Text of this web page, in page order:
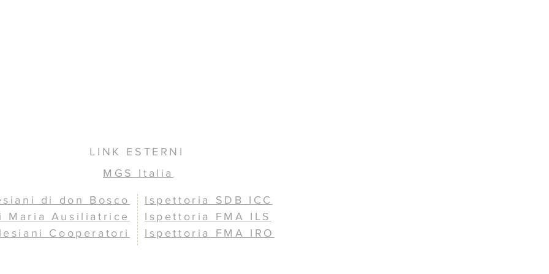
LINK ESTERNI
MGS Italia
di don Bosco
Maria Ausiliatrice
Cooperatori
Ispettoria SDB ICC
Ispettoria FMA ILS
Ispettoria FMA IRO